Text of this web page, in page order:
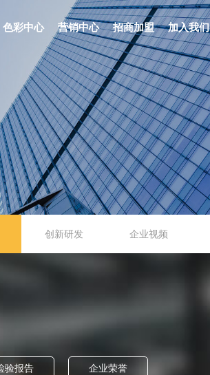
色彩中心 营销中心 招商加盟 加入我们
创新研发 企业视频
验报告 企业荣誉